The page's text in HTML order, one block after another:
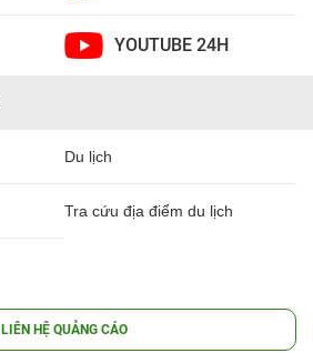
YOUTUBE 24H
Du lịch
Tra cứu địa điểm du lịch
LIÊN HỆ QUẢNG CÁO